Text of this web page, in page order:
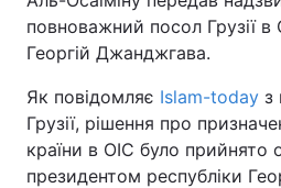
Одеса
Спорт
Техно і зв'язок
повноважний посол Грузії в
Георгій Джанджгава.
Як повідомляє Islam-today з
Грузії, рішення про
країни в ОІС було прийнято
президентом республіки